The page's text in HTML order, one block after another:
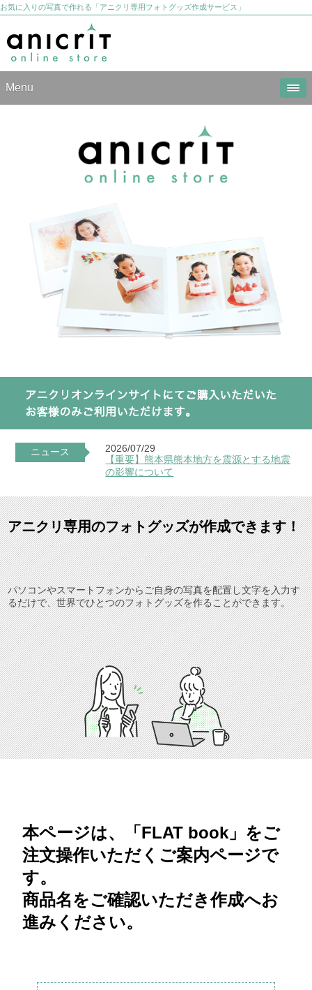
お気に入りの写真で作れる「アニクリ専用フォトグッズ作成サービス」
Menu
ニュース
2026/07/29
【重要】熊本県熊本地方を震源とする地震
の影響について
アニクリ専用のフォトグッズが作成できます！
パソコンやスマートフォンからご自身の写真を配置し文字を入力す
るだけで、世界でひとつのフォトグッズを作ることができます。
本ページは、「FLAT book」をご
注文操作いただくご案内ページで
す。
商品名をご確認いただき作成へお
進みください。